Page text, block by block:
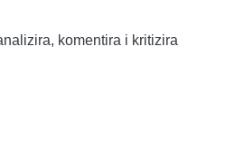
komentira i kritizira